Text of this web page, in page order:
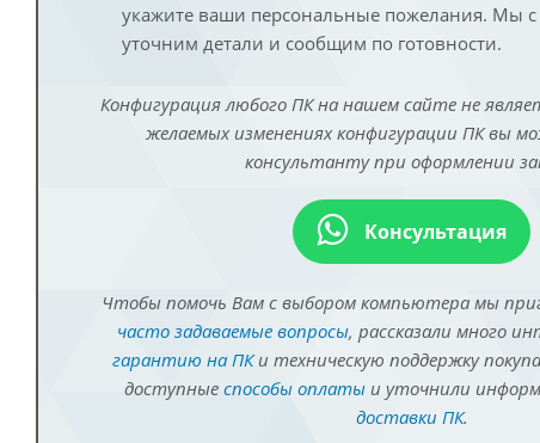
укажите ваши персональные пожелания. Мы с
уточним детали и сообщим по готовности.
Конфигурация любого ПК на нашем сайте не
желаемых изменениях конфигурации ПК вы
консультанту при оформлении
Консультация
Чтобы помочь Вам с выбором компьютера мы
часто задаваемые вопросы, рассказали много
гарантию на ПКи техническую поддержку
доступные способы оплатыи уточнили
доставки ПК.